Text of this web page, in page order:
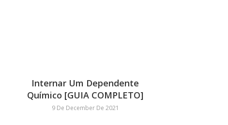
Internar Um Dependente
Químico [GUIA COMPLETO]
9 De December De 2021